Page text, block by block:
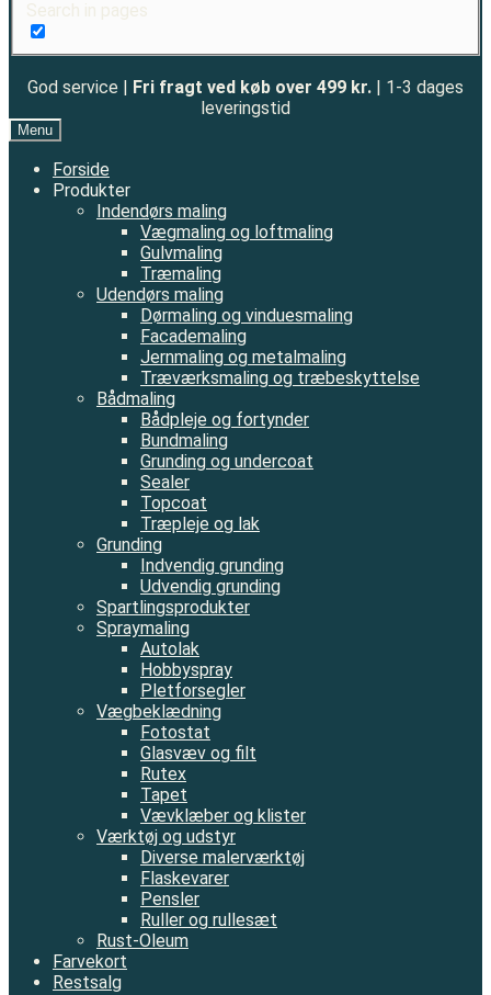
Search in pages
God service | Fri fragt ved køb over 499 kr. | 1-3 dages
leveringstid
Menu
Forside
Produkter
Indendørs maling
Vægmaling og loftmaling
Gulvmaling
Træmaling
Udendørs maling
Dørmaling og vinduesmaling
Facademaling
Jernmaling og metalmaling
Træværksmaling og træbeskyttelse
Bådmaling
Bådpleje og fortynder
Bundmaling
Grunding og undercoat
Sealer
Topcoat
Træpleje og lak
Grunding
Indvendig grunding
Udvendig grunding
Spartlingsprodukter
Spraymaling
Autolak
Hobbyspray
Pletforsegler
Vægbeklædning
Fotostat
Glasvæv og filt
Rutex
Tapet
Vævklæber og klister
Værktøj og udstyr
Diverse malerværktøj
Flaskevarer
Pensler
Ruller og rullesæt
Rust-Oleum
Farvekort
Restsalg